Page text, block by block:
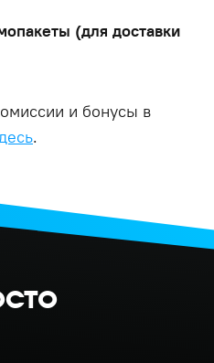
(для доставки
и бонусы в
.